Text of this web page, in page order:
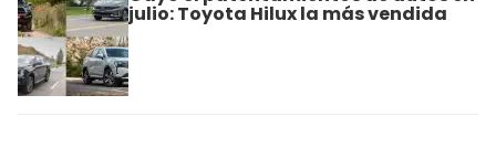
julio: Toyota Hilux la más vendida